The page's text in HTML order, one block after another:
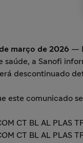
março de 2026 —
saúde, a Sanofi
descontinuado
este comunicado
CT BL AL PLAS
CT BL AL PLAS